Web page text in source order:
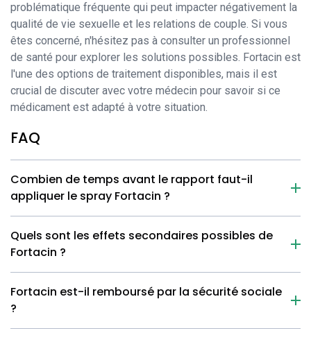
problématique fréquente qui peut impacter négativement la
qualité de vie sexuelle et les relations de couple. Si vous
êtes concerné, n'hésitez pas à consulter un professionnel
de santé pour explorer les solutions possibles. Fortacin est
l'une des options de traitement disponibles, mais il est
crucial de discuter avec votre médecin pour savoir si ce
médicament est adapté à votre situation.
FAQ
Combien de temps avant le rapport faut-il
appliquer le spray Fortacin ?
Quels sont les effets secondaires possibles de
Fortacin ?
Fortacin est-il remboursé par la sécurité sociale
?